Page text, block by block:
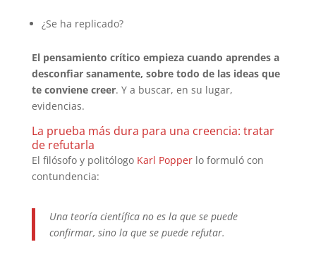
¿Se ha replicado?
El pensamiento crítico empieza cuando aprendes a
desconfiar sanamente, sobre todo de las ideas que
te conviene creer. Y a buscar, en su lugar,
evidencias.
La prueba más dura para una creencia: tratar
de refutarla
El filósofo y politólogo Karl Popperlo formuló con
contundencia:
Una teoría científica no es la que se puede
confirmar, sino la que se puede refutar.